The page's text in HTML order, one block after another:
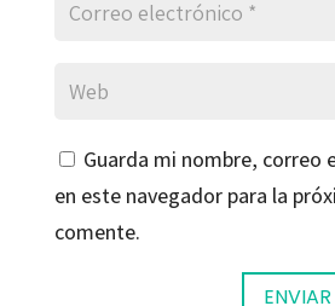
Guarda mi nombre, correo
en este navegador para la
comente.